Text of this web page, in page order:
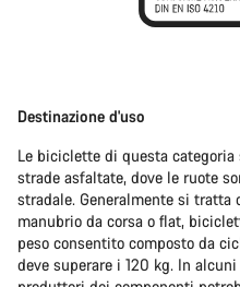
Destinazione d'uso
Le biciclette di questa
strade asfaltate, dove le ruote
stradale. Generalmente si tratta
manubrio da corsa o flat,
peso consentito composto da
deve superare i 120 kg. In